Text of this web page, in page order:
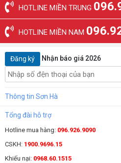
HOTLINE MIỀN TRUNG
HOTLINE MIỀN NAM
Đăng ký Nhận báo giá 2026
Thông tin Sơn Hà
Tổng đài hỗ trợ
Hotline mua hàng: 096.926.9090
CSKH: 1900.9696.15
Khiếu nại: 0968.60.1515